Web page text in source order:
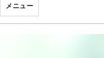
メニュー